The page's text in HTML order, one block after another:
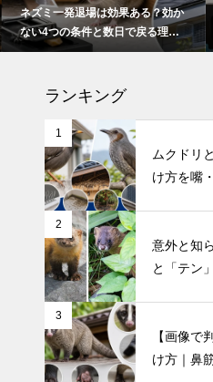
ネズミ一発退場は効果ある？効か
ない4つの条件と数日で戻る理
由・根本解決法
ランキング
1
ムクドリ
け方を嘴
2
意外と知
と「テン
3
【画像で
け方｜鼻